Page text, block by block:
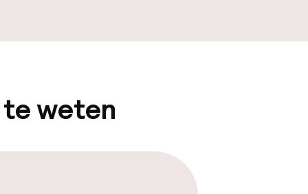
te weten